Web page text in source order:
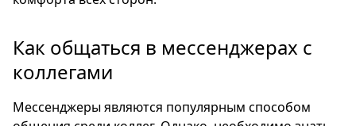
Как общаться в мессенджерах с
коллегами
Мессенджеры являются популярным способом